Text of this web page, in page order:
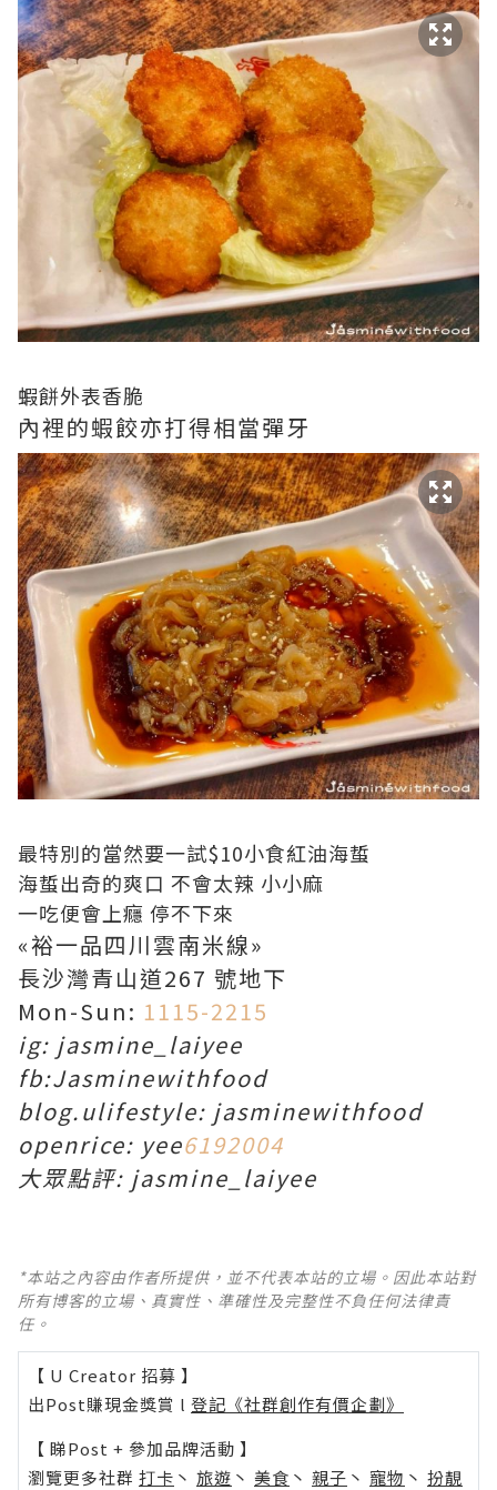
蝦餅外表香脆
內裡的蝦餃亦打得相當彈牙
最特別的當然要一試$10小食紅油海蜇
海蜇出奇的爽口 不會太辣 小小麻
一吃便會上癮 停不下來
«裕一品四川雲南米線»
長沙灣青山道267 號地下
Mon-Sun: 1115-2215
ig: jasmine_laiyee
fb:Jasminewithfood
blog.ulifestyle: jasminewithfood
openrice: yee6192004
大眾點評: jasmine_laiyee
*本站之內容由作者所提供，並不代表本站的立場。因此本站對
所有博客的立場、真實性、準確性及完整性不負任何法律責
任。
【 U Creator 招募 】
出Post賺現金獎賞 l 登記《社群創作有價企劃》
【 睇Post + 參加品牌活動 】
瀏覽更多社群 打卡 丶 旅遊 丶 美食 丶 親子 丶 寵物 丶 扮靚